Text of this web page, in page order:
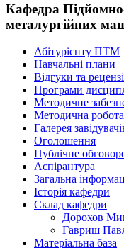
Кафедра
металургійних
Абітурієнту ПТМ
Навчальні плани
Відгуки та
Програми
Методичне
Методична
Галерея
Оголошення
Публічне
Аспірантура
Загальна
Історія кафедри
Склад кафедри
Дорохов
Гавриш
Матеріальна база